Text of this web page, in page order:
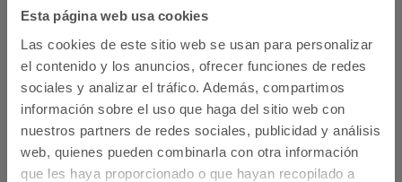
Esta página web usa cookies
Las cookies de este sitio web se usan para personalizar
el contenido y los anuncios, ofrecer funciones de redes
sociales y analizar el tráfico. Además, compartimos
información sobre el uso que haga del sitio web con
nuestros partners de redes sociales, publicidad y análisis
web, quienes pueden combinarla con otra información
que les haya proporcionado o que hayan recopilado a
Cerrado* del 12-23/Agosto incluidos
* Si en tu centro habitual estamos de vacaciones, por
favor, contacta con cualquiera de nuestros centros.
Atenderemos a tus necesidades de forma
personalizada.